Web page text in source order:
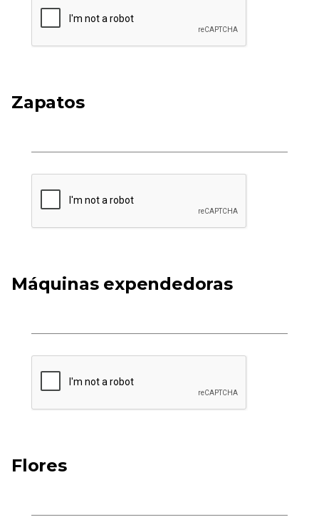
Zapatos
Máquinas expendedoras
Flores